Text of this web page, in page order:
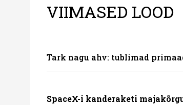
VIIMASED LOOD
Tark nagu ahv: tublimad
SpaceX-i kanderaketi